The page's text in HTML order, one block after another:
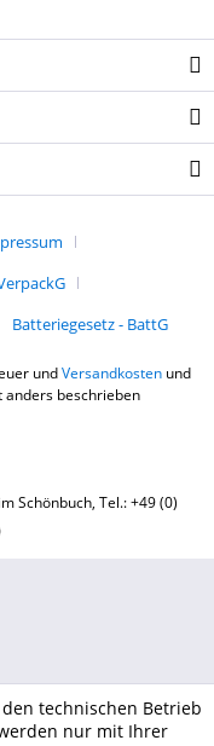
Batteriegesetz - BattG
undVersandkostenund
anders beschrieben
Schönbuch, Tel.: +49 (0)
technischen Betrieb
nur mit Ihrer